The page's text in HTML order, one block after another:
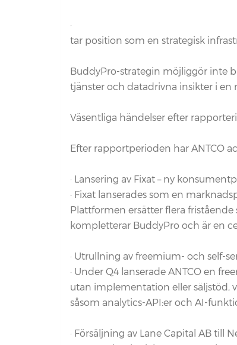
·
tar position som en strategisk
BuddyPro-strategin möjliggör inte
tjänster och datadrivna insikter i
Väsentliga händelser efter
Efter rapportperioden har ANTCO
· Lansering av Fixat – ny
· Fixat lanserades som en
Plattformen ersätter flera
kompletterar BuddyPro och är en
· Utrullning av freemium- och self-
· Under Q4 lanserade ANTCO en
utan implementation eller säljstöd,
såsom analytics-API:er och AI-
· Försäljning av Lane Capital AB till